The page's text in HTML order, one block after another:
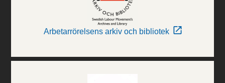
Arbetarrörelsens arkiv och bibliotek